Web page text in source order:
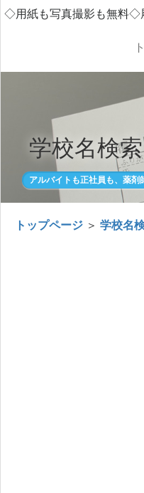
◇用紙も写真撮影も無料◇
学校名検
アルバイトも正社員も、薬
トップページ ＞ 学校名